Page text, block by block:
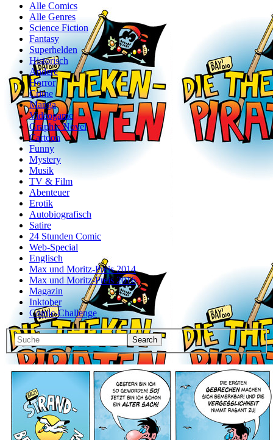
Alle Comics
Alle Genres
Science Fiction
Fantasy
Superhelden
Historisch
Andere
Horror
Crime
Manga
Videogame
Graphic Novel
Cartoon
Funny
Mystery
Musik
TV & Film
Abenteuer
Erotik
Autobiografisch
Satire
24 Stunden Comic
Web-Special
Englisch
Max und Moritz-Preis 2014
Max und Moritz-Preis 2016
Magazin
Inktober
Comic-Challenge